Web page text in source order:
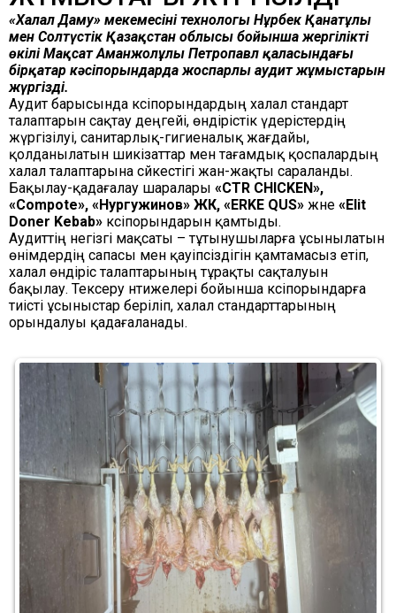
«Халал Даму» мекемесінің технологы Нұрбек Қанатұлы
мен Солтүстік Қазақстан облысы бойынша жергілікті
өкілі Мақсат Аманжолұлы Петропавл қаласындағы
бірқатар кәсіпорындарда жоспарлы аудит жұмыстарын
жүргізді.
Аудит барысында кәсіпорындардың халал стандарт
талаптарын сақтау деңгейі, өндірістік үдерістердің
жүргізілуі, санитарлық-гигиеналық жағдайы,
қолданылатын шикізаттар мен тағамдық қоспалардың
халал талаптарына сәйкестігі жан-жақты сараланды.
Бақылау-қадағалау шаралары «CTR CHICKEN»,
«Compote», «Нургужинов» ЖК, «ERKE QUS» және «Elit
Doner Kebab» кәсіпорындарын қамтыды.
Аудиттің негізгі мақсаты – тұтынушыларға ұсынылатын
өнімдердің сапасы мен қауіпсіздігін қамтамасыз етіп,
халал өндіріс талаптарының тұрақты сақталуын
бақылау. Тексеру нәтижелері бойынша кәсіпорындарға
тиісті ұсыныстар беріліп, халал стандарттарының
орындалуы қадағаланады.